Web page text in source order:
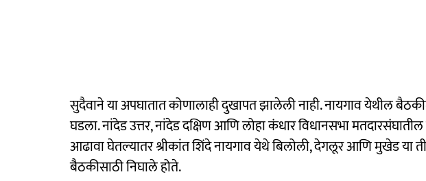
सुदैवाने या अपघातात कोणालाही दुखापत झालेली नाही. नायगाव येथील
घडला. नांदेड उत्तर, नांदेड दक्षिण आणि लोहा कंधार विधानसभा
आढावा घेतल्यातर श्रीकांत शिंदे नायगाव येथे बिलोली, देगलूर आणि मुखेड या
बैठकीसाठी निघाले होते.